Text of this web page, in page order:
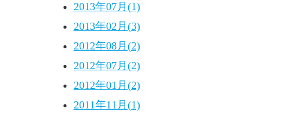
2013年07月(1)
2013年02月(3)
2012年08月(2)
2012年07月(2)
2012年01月(2)
2011年11月(1)